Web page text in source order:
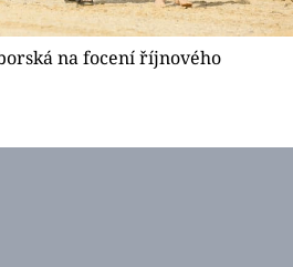
na focení říjnového